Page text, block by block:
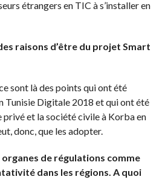
étrangers en TIC à s’installer en
raisons d’être du projet Smart
sont là des points qui ont été
Tunisie Digitale 2018 et qui ont été
privé et la société civile à Korba en
donc, que les adopter.
de régulations comme
dans les régions. A quoi